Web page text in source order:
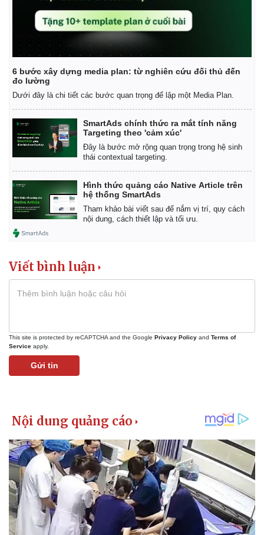
Bất động sản
Thị trường
Giá vàng
Tỷ giá
Chứng khoán
6 bước xây dựng media plan: từ nghiên cứu đối thủ đến
đo lường
Dưới đây là chi tiết các bước quan trọng để lập một Media Plan.
SmartAds chính thức ra mắt tính năng
Targeting theo 'cảm xúc'
Đây là bước mở rộng quan trọng trong hệ sinh
thái contextual targeting.
Hình thức quảng cáo Native Article trên
hệ thống SmartAds
Tham khảo bài viết sau để nắm vị trí, quy cách
nội dung, cách thiết lập và tối ưu.
Viết bình luận
This site is protected by reCAPTCHA and the Google Privacy Policy and Terms of
Service apply.
Gửi tin